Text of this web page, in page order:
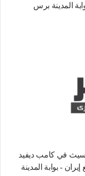
المدينة برس
في كامب ديفيد
- بوابة المدينة